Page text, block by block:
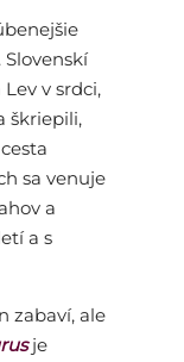
v srdci,
škriepili,
sa venuje
a
a s
zabaví, ale
je